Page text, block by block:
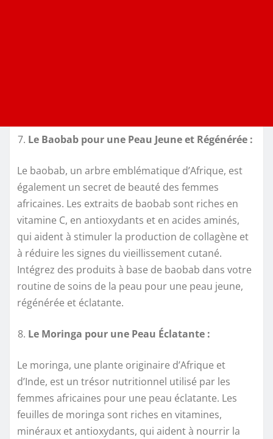
Le Baobab pour une Peau Jeune et Régénérée :
Le baobab, un arbre emblématique d’Afrique, est
également un secret de beauté des femmes
africaines. Les extraits de baobab sont riches en
vitamine C, en antioxydants et en acides aminés,
qui aident à stimuler la production de collagène et
à réduire les signes du vieillissement cutané.
Intégrez des produits à base de baobab dans votre
routine de soins de la peau pour une peau jeune,
régénérée et éclatante.
Le Moringa pour une Peau Éclatante :
Le moringa, une plante originaire d’Afrique et
d’Inde, est un trésor nutritionnel utilisé par les
femmes africaines pour une peau éclatante. Les
feuilles de moringa sont riches en vitamines,
minéraux et antioxydants, qui aident à nourrir la